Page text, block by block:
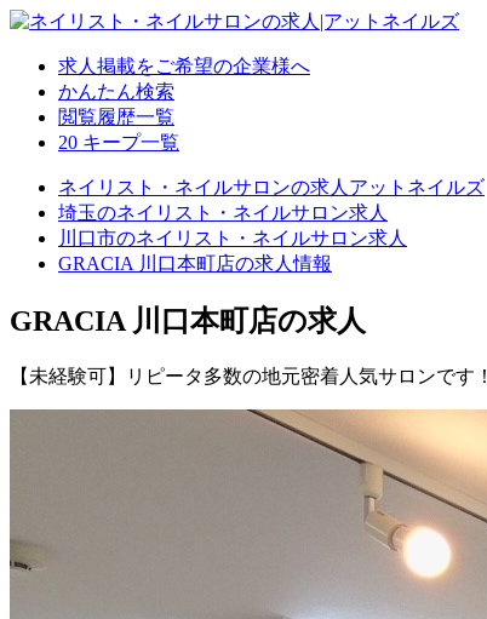
求人掲載をご希望の企業様へ
かんたん検索
閲覧履歴一覧
20 キープ一覧
ネイリスト・ネイルサロンの求人アットネイルズ
埼玉のネイリスト・ネイルサロン求人
川口市のネイリスト・ネイルサロン求人
GRACIA 川口本町店の求人情報
GRACIA 川口本町店の求人
【未経験可】リピータ多数の地元密着人気サロンです！